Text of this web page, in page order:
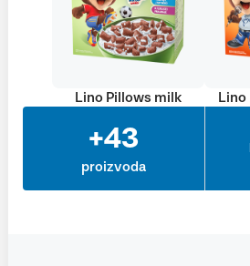
Lino Pillows milk
+43
proizvoda